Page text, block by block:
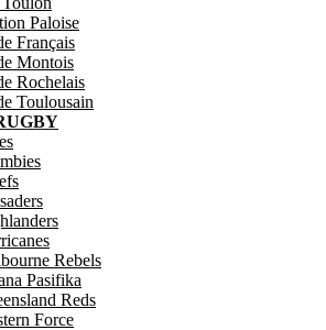
Paloise
Français
Montois
Rochelais
Toulousain
Rebels
Pasifika
Reds
Force